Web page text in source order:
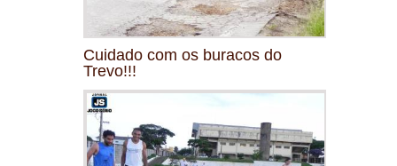
Cuidado com os buracos do
Trevo!!!